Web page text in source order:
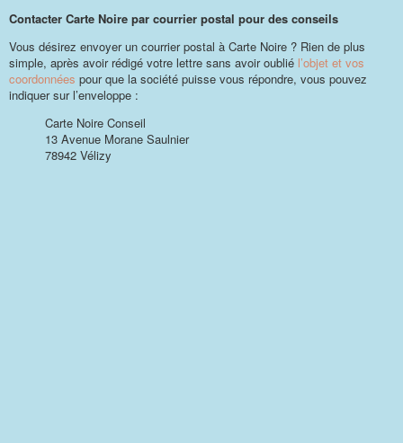
Contacter Carte Noire par courrier postal pour des conseils
Vous désirez envoyer un courrier postal à Carte Noire ? Rien de plus
simple, après avoir rédigé votre lettre sans avoir oublié l’objet et vos
coordonnées pour que la société puisse vous répondre, vous pouvez
indiquer sur l’enveloppe :
Carte Noire Conseil
13 Avenue Morane Saulnier
78942 Vélizy